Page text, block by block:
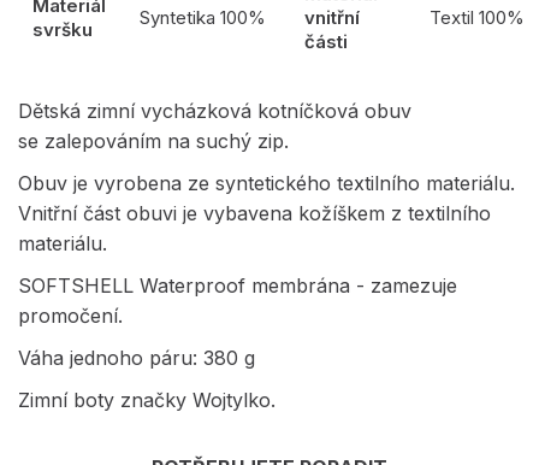
Materiál
svršku
Syntetika 100%
vnitřní
části
Textil 100%
Dětská zimní vycházková kotníčková obuv
se zalepováním na suchý zip.
Obuv je vyrobena ze syntetického textilního materiálu.
Vnitřní část obuvi je vybavena kožíškem z textilního
materiálu.
SOFTSHELL Waterproof membrána - zamezuje
promočení.
Váha jednoho páru: 380 g
Zimní boty značky Wojtylko.